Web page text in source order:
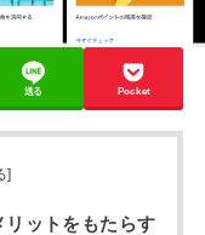
送る Pocket
]
ットをもたらす